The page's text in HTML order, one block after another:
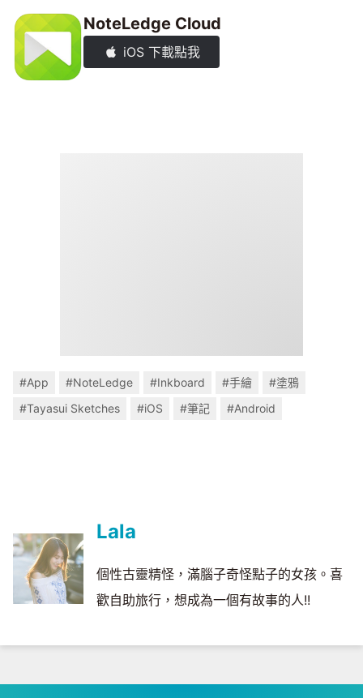
NoteLedge Cloud
iOS 下載點我
#App #NoteLedge #Inkboard #手繪
#塗鴉
#Tayasui Sketches
#iOS #筆記 #Android
Lala
個性古靈精怪，滿腦子奇怪點子的女孩。喜
歡自助旅行，想成為一個有故事的人!!